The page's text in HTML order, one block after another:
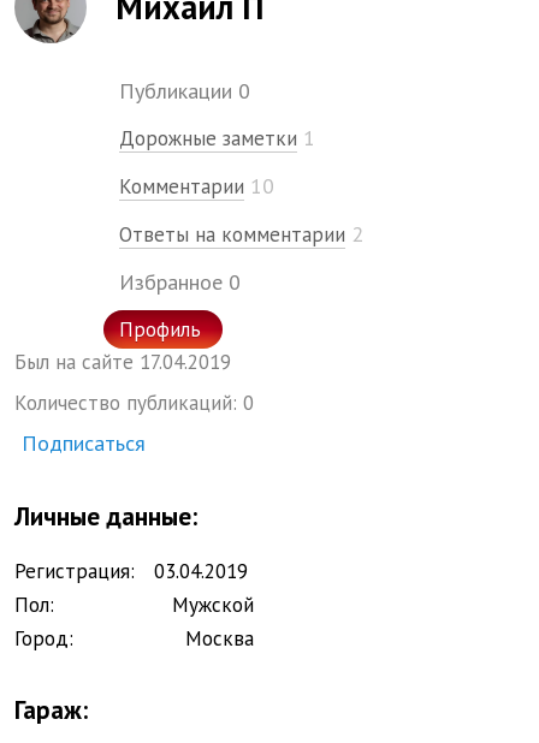
Публикации 0
Дорожные заметки 1
Комментарии 10
Ответы на комментарии 2
Избранное 0
Профиль
Был на сайте 17.04.2019
Количество публикаций: 0
Подписаться
Личные данные:
Регистрация: 03.04.2019
Пол:
Мужской
Город:
Москва
Гараж: